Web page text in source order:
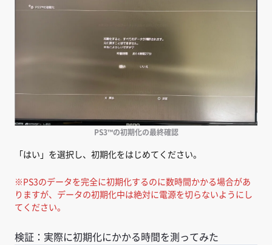
PS3™の初期化の最終確認
「はい」を選択し、初期化をはじめてください。
※PS3のデータを完全に初期化するのに数時間かかる場合があ
りますが、データの初期化中は絶対に電源を切らないようにし
てください。
検証：実際に初期化にかかる時間を測ってみた